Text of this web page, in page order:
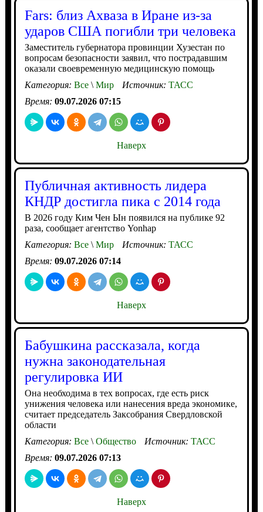
Fars: близ Ахваза в Иране из-за
ударов США погибли три человека
Заместитель губернатора провинции Хузестан по
вопросам безопасности заявил, что пострадавшим
оказали своевременную медицинскую помощь
Категория: Все\Мир Источник: ТАСС
Время: 09.07.2026 07:15
Наверх
Публичная активность лидера
КНДР достигла пика с 2014 года
В 2026 году Ким Чен Ын появился на публике 92
раза, сообщает агентство Yonhap
Категория: Все\Мир Источник: ТАСС
Время: 09.07.2026 07:14
Наверх
Бабушкина рассказала, когда
нужна законодательная
регулировка ИИ
Она необходима в тех вопросах, где есть риск
унижения человека или нанесения вреда экономике,
считает председатель Заксобрания Свердловской
области
Категория: Все\Общество Источник: ТАСС
Время: 09.07.2026 07:13
Наверх